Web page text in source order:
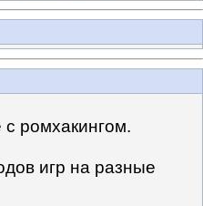
ромхакингом.
игр на разные